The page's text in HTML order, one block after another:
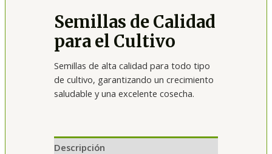
Semillas de Calidad
para el Cultivo
Semillas de alta calidad para todo tipo
de cultivo, garantizando un crecimiento
saludable y una excelente cosecha.
Descripción